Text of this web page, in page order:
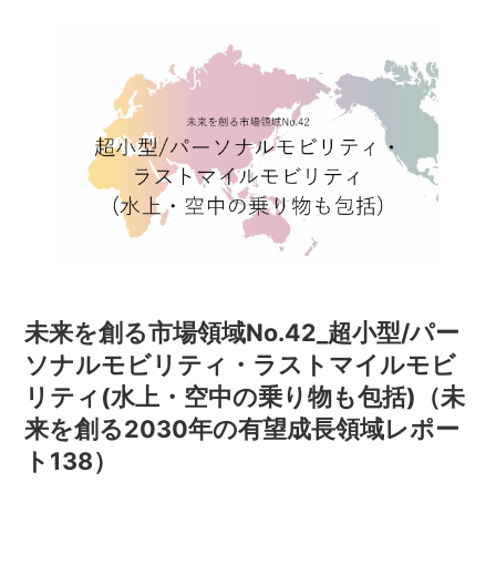
未来を創る市場領域No.42_超小型/パー
ソナルモビリティ・ラストマイルモビ
リティ(水上・空中の乗り物も包括)（未
来を創る2030年の有望成長領域レポー
ト138）